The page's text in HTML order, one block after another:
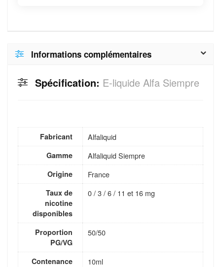
Informations complémentaires
Spécification: E-liquide Alfa Siempre
Fabricant Alfaliquid
Gamme Alfaliquid Siempre
Origine France
Taux de
nicotine
disponibles
0 / 3 / 6 / 11 et 16 mg
Proportion
PG/VG
50/50
Contenance 10ml